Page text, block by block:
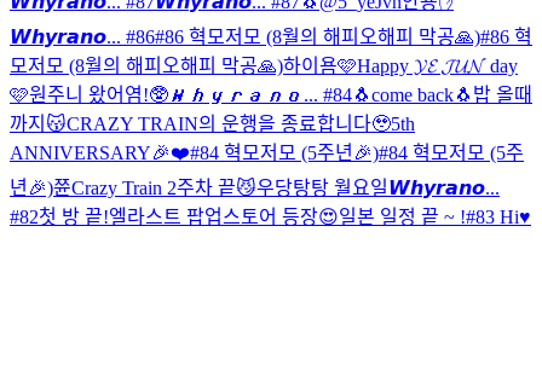
𝙒𝙝𝙮𝙧𝙖𝙣𝙤... #86#86 혁모저모 (8월의 해피오해피 막공🙏)#86 혁
모저모 (8월의 해피오해피 막공🙏)하이욤🩷Happy 𝓨𝓔 𝓙𝓤𝓝 day
🩷원주니 왔어염!🥸 𝙒𝙝𝙮𝙧𝙖𝙣𝙤... #84🐧come back🐧 밥 올때
까지😽CRAZY TRAIN의 운행을 종료합니다🥹5th
ANNIVERSARY🎉❤️#84 혁모저모 (5주년🎉)#84 혁모저모 (5주
년🎉)쮼Crazy Train 2주차 끝😼우당탕탕 월요일𝙒𝙝𝙮𝙧𝙖𝙣𝙤...
#82첫 방 끝!엘라스트 팝업스토어 등장😍일본 일정 끝 ~ !#83 Hi♥